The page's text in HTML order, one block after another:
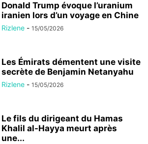
Donald Trump évoque l’uranium
iranien lors d’un voyage en Chine
Rizlene - 15/05/2026
Les Émirats démentent une visite
secrète de Benjamin Netanyahu
Rizlene - 15/05/2026
Le fils du dirigeant du Hamas
Khalil al-Hayya meurt après
une...